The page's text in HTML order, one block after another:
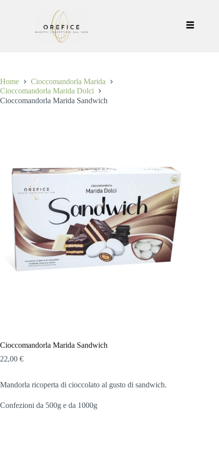
Home
Cioccomandorla Marida
Cioccomandorla Marida Dolci
Cioccomandorla Marida Sandwich
Cioccomandorla Marida Sandwich
22,00 €
Mandorla ricoperta di cioccolato al gusto di sandwich.
Confezioni da 500g e da 1000g